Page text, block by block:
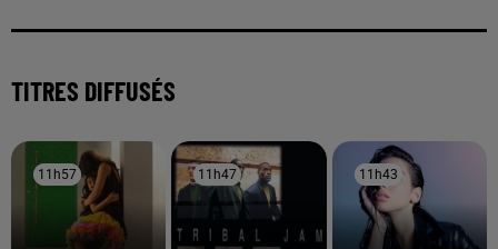
TITRES DIFFUSÉS
11h57
11h57 11h47
11h47 11h43
11h43